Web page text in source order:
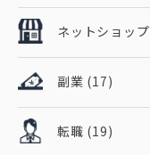
ネットショップ
副業 (17)
転職 (19)